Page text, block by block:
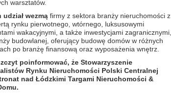
warsztatów.
udział wezmąfirmy z sektora branży nieruchomości z
rynku pierwotnego, wtórnego, luksusowymi
wakacyjnymi, a także inwestycjami zagranicznymi,
budowlanej, oferujący budowę domów w różnych
po branżę finansową oraz wyposażenia wnętrz.
poinformować, że Stowarzyszenie
Rynku Nieruchomości Polski Centralnej
nad Łódzkimi Targami Nieruchomości &